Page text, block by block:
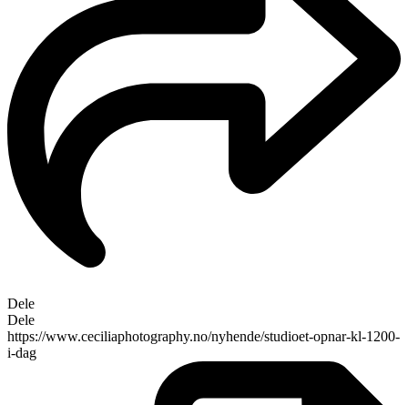
Dele
Dele
https://www.ceciliaphotography.no/nyhende/studioet-opnar-kl-1200-
i-dag